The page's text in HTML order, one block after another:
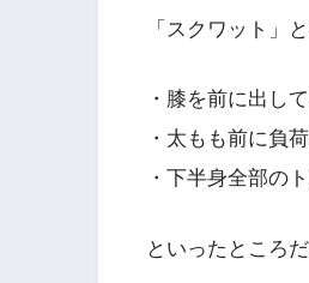
「スクワット」
・膝を前に出し
・太もも前に負
・下半身全部の
といったところ